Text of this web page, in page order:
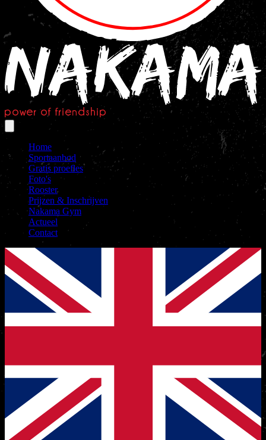
Home
Sportaanbod
Gratis proefles
Foto's
Rooster
Prijzen & Inschrijven
Nakama Gym
Actueel
Contact